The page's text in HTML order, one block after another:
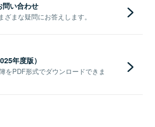
問い合わせ
まな疑問にお答えします。
年度版）
をPDF形式でダウンロードできま